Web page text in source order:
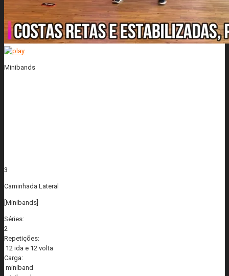
Minibands
3
Caminhada Lateral
[Minibands]
Séries:
2
Repetições:
12 ida e 12 volta
Carga:
miniband